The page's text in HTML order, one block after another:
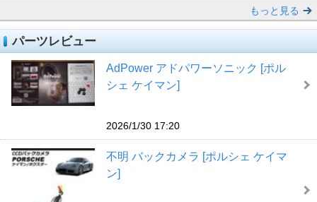
もっと見る
パーツレビュー
AdPower アドパワーソニック [ポル
シェ ケイマン]
2026/1/30 17:20
不明 バックカメラ [ポルシェ ケイマ
ン]